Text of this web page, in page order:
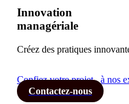
Innovation
managériale
Créez des pratiques
Confiez votre projetà nos
Contactez-nous